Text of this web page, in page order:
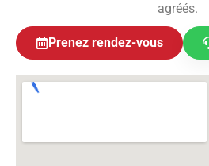
agréés.
Prenez rendez-vous